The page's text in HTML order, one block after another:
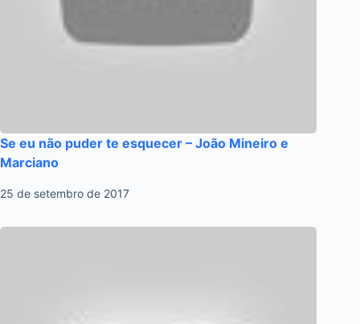
Se eu não puder te esquecer – João Mineiro e
Marciano
25 de setembro de 2017